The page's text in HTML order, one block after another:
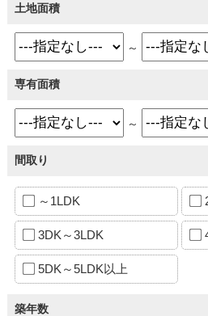
土地面積
～
専有面積
～
間取り
～1LDK
3DK～3LDK
5DK～5LDK以上
築年数